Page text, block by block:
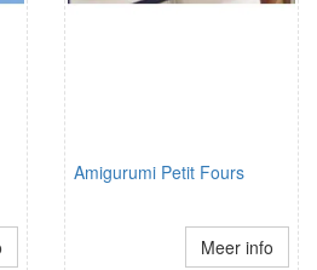
Amigurumi Petit Fours
Meer info